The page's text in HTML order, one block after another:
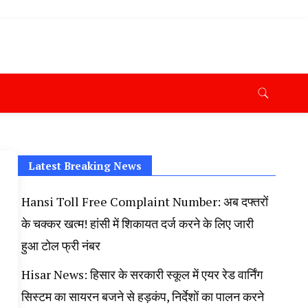
Khabar, Haryana Crime News Today, Weather
Porotet Update, Haryana Police Fir, Haryana
Latest Breaking News
Hansi Toll Free Complaint Number: अब दफ्तरों
के चक्कर खत्म! हांसी में शिकायत दर्ज करने के लिए जारी
हुआ टोल फ्री नंबर
Hisar News: हिसार के सरकारी स्कूल में एयर रेड वार्निंग
सिस्टम का सायरन बजने से हड़कंप, निर्देशों का पालन करने